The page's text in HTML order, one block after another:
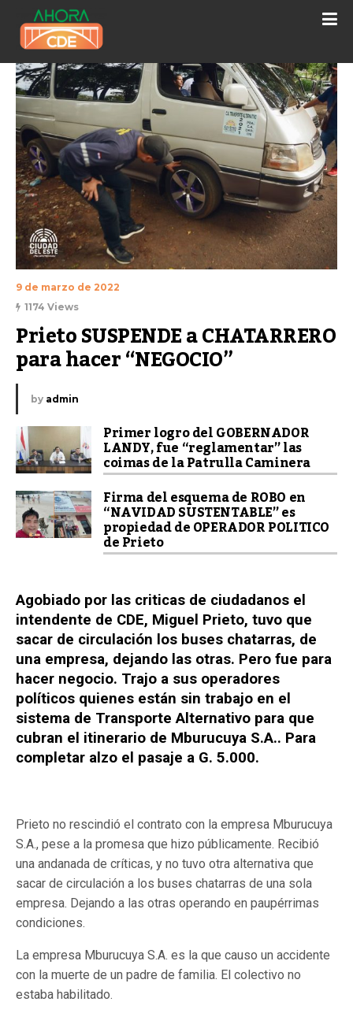
9 de marzo de 2022
1174 Views
Prieto SUSPENDE a CHATARRERO
para hacer “NEGOCIO”
by admin
Primer logro del GOBERNADOR
LANDY, fue “reglamentar” las
coimas de la Patrulla Caminera
Firma del esquema de ROBO en
“NAVIDAD SUSTENTABLE” es
propiedad de OPERADOR POLITICO
de Prieto
Agobiado por las criticas de ciudadanos el
intendente de CDE, Miguel Prieto, tuvo que
sacar de circulación los buses chatarras, de
una empresa, dejando las otras. Pero fue para
hacer negocio. Trajo a sus operadores
políticos quienes están sin trabajo en el
sistema de Transporte Alternativo para que
cubran el itinerario de Mburucuya S.A.. Para
completar alzo el pasaje a G. 5.000.
Prieto no rescindió el contrato con la empresa Mburucuya
S.A., pese a la promesa que hizo públicamente. Recibió
una andanada de críticas, y no tuvo otra alternativa que
sacar de circulación a los buses chatarras de una sola
empresa. Dejando a las otras operando en paupérrimas
condiciones.
La empresa Mburucuya S.A. es la que causo un accidente
con la muerte de un padre de familia. El colectivo no
estaba habilitado.